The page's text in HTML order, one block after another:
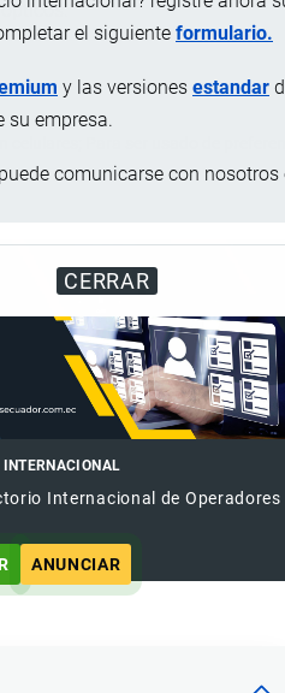
el siguiente formulario.
y las versiones estandar
su empresa.
comunicarse con nosotros
CERRAR
INTERNACIONAL
Internacional de Operadores
ANUNCIAR